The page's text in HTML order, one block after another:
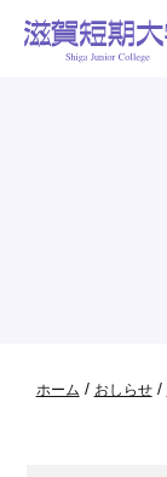
ホーム / おしらせ/